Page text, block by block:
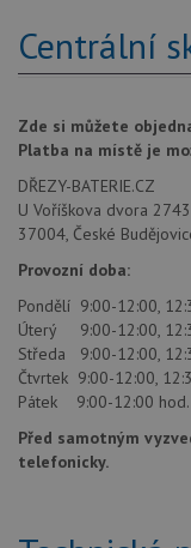
Centrální
Zde si můžete
Platba na místě je
DŘEZY-BATERIE.CZ
U Voříškova dvora 2743
37004, České
Provozní doba:
Pondělí 9:00-12:00,
Úterý 9:00-12:00,
Středa 9:00-12:00,
Čtvrtek 9:00-12:00,
Pátek 9:00-12:00 hod.
Před samotným
telefonicky.